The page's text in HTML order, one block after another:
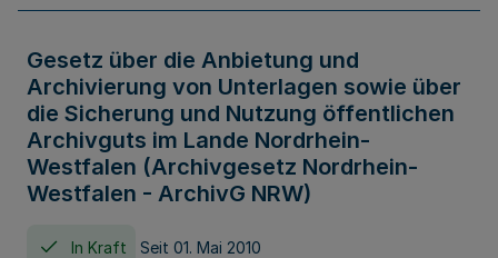
Gesetz über die Anbietung und
Archivierung von Unterlagen sowie über
die Sicherung und Nutzung öffentlichen
Archivguts im Lande Nordrhein-
Westfalen (Archivgesetz Nordrhein-
Westfalen - ArchivG NRW)
In Kraft Seit 01. Mai 2010